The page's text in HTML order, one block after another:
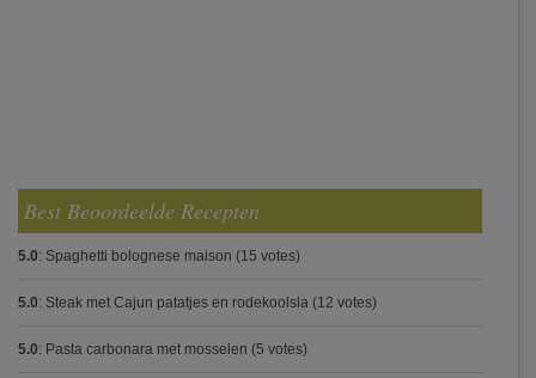
Best Beoordeelde Recepten
5.0: Spaghetti bolognese maison (15 votes)
5.0: Steak met Cajun patatjes en rodekoolsla (12 votes)
5.0: Pasta carbonara met mosselen (5 votes)